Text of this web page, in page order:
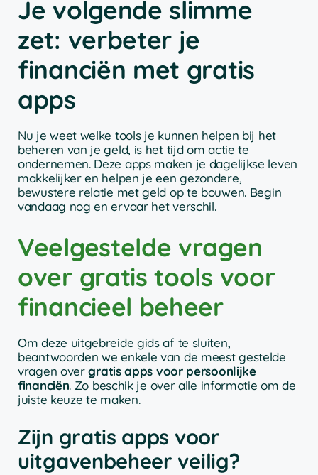
Je volgende slimme
zet: verbeter je
financiën met gratis
apps
Nu je weet welke tools je kunnen helpen bij het
beheren van je geld, is het tijd om actie te
ondernemen. Deze apps maken je dagelijkse leven
makkelijker en helpen je een gezondere,
bewustere relatie met geld op te bouwen. Begin
vandaag nog en ervaar het verschil.
Veelgestelde vragen
over gratis tools voor
financieel beheer
Om deze uitgebreide gids af te sluiten,
beantwoorden we enkele van de meest gestelde
vragen overgratis apps voor persoonlijke
financiën. Zo beschik je over alle informatie om de
juiste keuze te maken.
Zijn gratis apps voor
uitgavenbeheer veilig?